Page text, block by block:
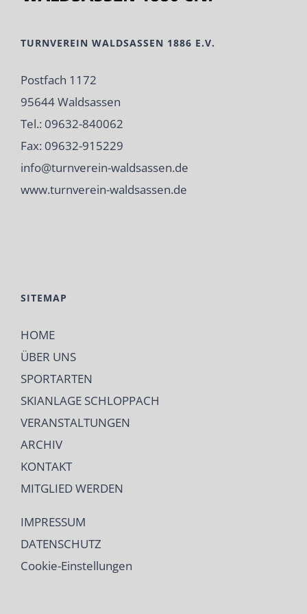
TURNVEREIN WALDSASSEN 1886 E.V.
Postfach 1172
95644 Waldsassen
Tel.: 09632-840062
Fax: 09632-915229
info@turnverein-waldsassen.de
www.turnverein-waldsassen.de
SITEMAP
HOME
ÜBER UNS
SPORTARTEN
SKIANLAGE SCHLOPPACH
VERANSTALTUNGEN
ARCHIV
KONTAKT
MITGLIED WERDEN
IMPRESSUM
DATENSCHUTZ
Cookie-Einstellungen